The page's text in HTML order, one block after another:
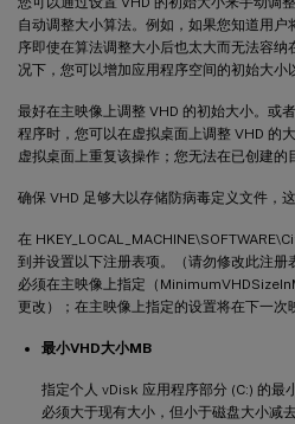
自动调整大小算法。例如，如果您知道用
序即使在算法调整大小后也太大而无法容
况下，您可以增加应用程序空间的初始大小
最好在主映像上调整 VHD 的初始大小。或
程序时，您可以在虚拟桌面上调整 VHD 的
虚拟桌面上重复该操作；您无法在已创建的
确保 VHD 足够大以存储防病毒定义文件，
在
到并设置以下注册表项。（请勿修改此注
必须在主映像上指定（
更改）；在主映像上指定的设置将在下一次
最小VHD大小MB
指定个人 vDisk 应用程序部分 (C:) 的最
必须大于现有大小，但小于磁盘大小减